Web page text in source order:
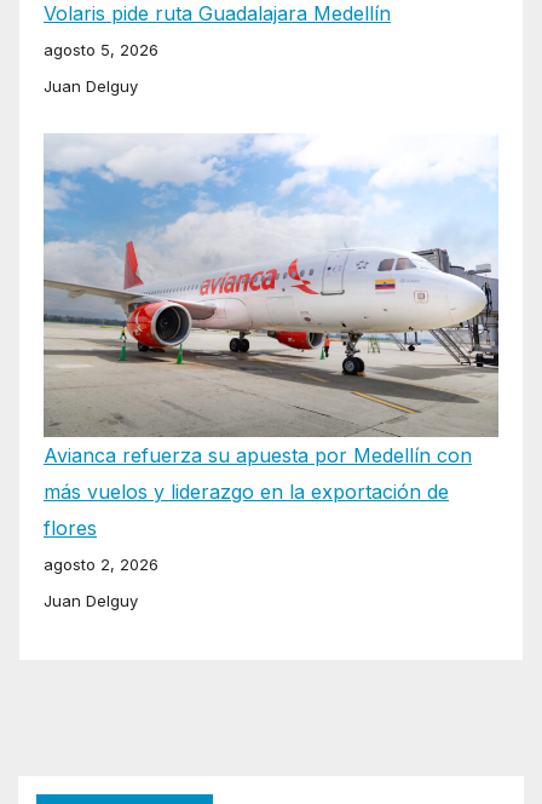
Volaris pide ruta Guadalajara Medellín
agosto 5, 2026
Juan Delguy
Avianca refuerza su apuesta por Medellín con
más vuelos y liderazgo en la exportación de
flores
agosto 2, 2026
Juan Delguy